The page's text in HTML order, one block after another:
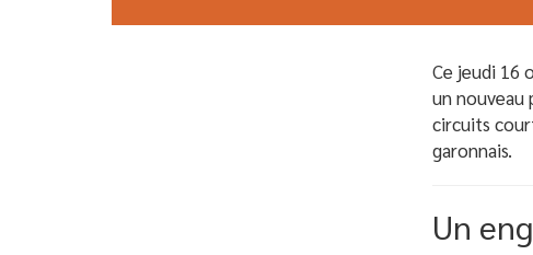
Ce jeudi 16
un nouveau
circuits
garonnais.
Un